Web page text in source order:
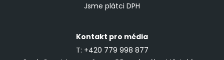
Jsme plátci DPH
Kontakt pro média
T: +420 779 998 877